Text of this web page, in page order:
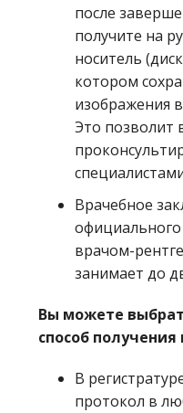
после
получите на
носитель
котором
изображения
Это позволит
Врачебное
врачом-
занимает до
Вы можете
способ
В
протокол в